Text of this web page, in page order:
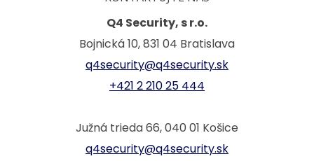
Q4 Security, s r.o.
Bojnická 10, 831 04 Bratislava
q4security@q4security.sk
+421 2 210 25 444
Južná trieda 66, 040 01 Košice
q4security@q4security.sk